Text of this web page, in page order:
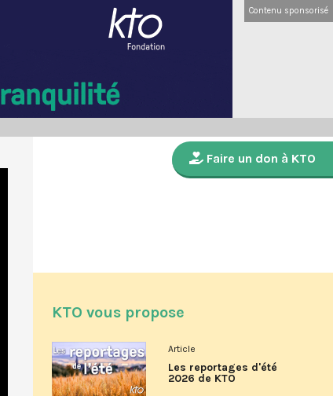
Contenu sponsorisé
Faire un don à KTO
KTO vous propose
Article
Les reportages d'été
2026 de KTO